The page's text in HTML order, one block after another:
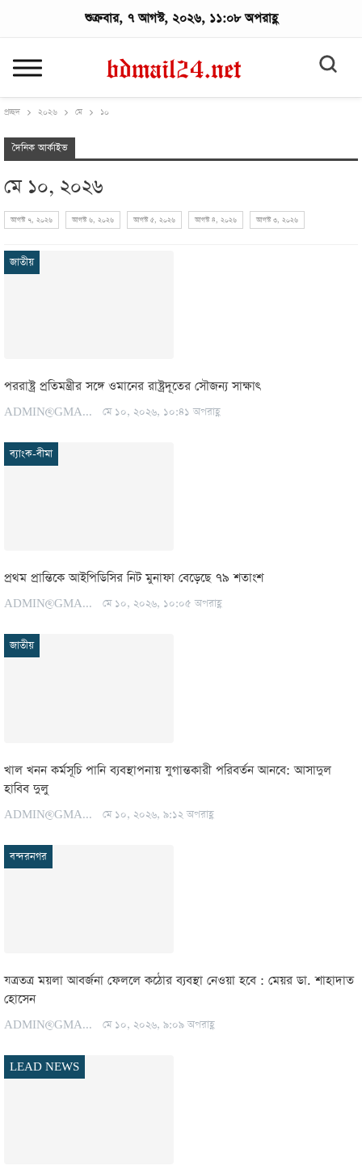
শুক্রবার, ৭ আগস্ট, ২০২৬, ১১:০৮ অপরাহ্ণ
প্রচ্ছদ ২০২৬ মে ১০
দৈনিক আর্কাইভ
মে ১০, ২০২৬
আগস্ট ৭, ২০২৬ আগস্ট ৬, ২০২৬ আগস্ট ৫, ২০২৬ আগস্ট ৪, ২০২৬ আগস্ট ৩, ২০২৬
জাতীয়
পররাষ্ট্র প্রতিমন্ত্রীর সঙ্গে ওমানের রাষ্ট্রদূতের সৌজন্য সাক্ষাৎ
ADMIN@GMAIL.COM মে ১০, ২০২৬, ১০:৪১ অপরাহ্ণ
ব্যাংক-বীমা
প্রথম প্রান্তিকে আইপিডিসির নিট মুনাফা বেড়েছে ৭৯ শতাংশ
ADMIN@GMAIL.COM মে ১০, ২০২৬, ১০:০৫ অপরাহ্ণ
জাতীয়
খাল খনন কর্মসূচি পানি ব্যবস্থাপনায় যুগান্তকারী পরিবর্তন আনবে: আসাদুল
হাবিব দুলু
ADMIN@GMAIL.COM মে ১০, ২০২৬, ৯:১২ অপরাহ্ণ
বন্দরনগর
যত্রতত্র ময়লা আবর্জনা ফেললে কঠোর ব্যবস্থা নেওয়া হবে : মেয়র ডা. শাহাদাত
হোসেন
ADMIN@GMAIL.COM মে ১০, ২০২৬, ৯:০৯ অপরাহ্ণ
LEAD NEWS